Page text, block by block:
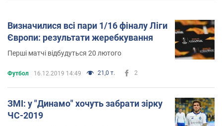
Визначилися всі пари 1/16 фіналу Ліги
Європи: результати жеребкування
Перші матчі відбудуться 20 лютого
Футбол 16.12.2019 14:49 21,0 т. 2
ЗМІ: у "Динамо" хочуть забрати зірку
ЧС-2019